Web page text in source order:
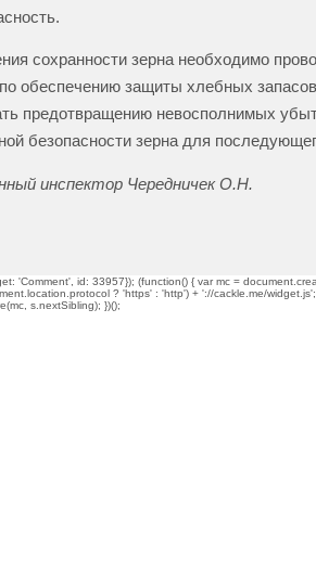
сохранности зерна необходимо
обеспечению защиты хлебных
предотвращению невосполнимых
безопасности зерна для
инспектор Чередничек О.Н.
'Comment', id: 33957}); (function() { var mc =
? 'https' : 'http') + '://cackle.me/
s.nextSibling); })();